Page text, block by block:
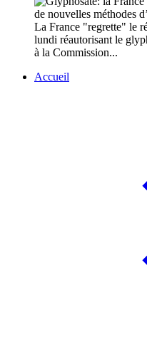
La France "regrette" le
lundi réautorisant le
à la Commission...
Accueil